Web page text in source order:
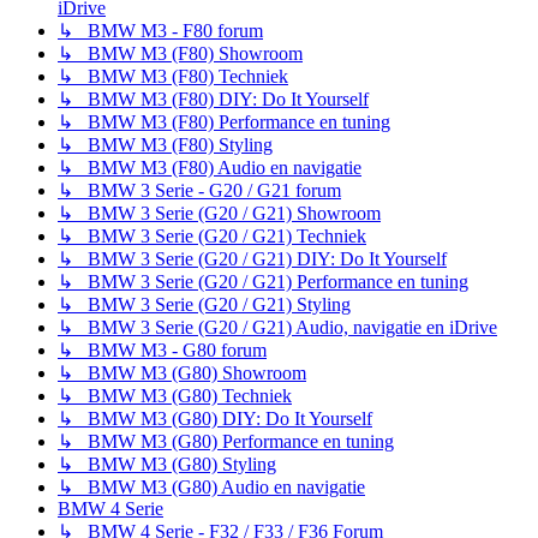
iDrive
↳ BMW M3 - F80 forum
↳ BMW M3 (F80) Showroom
↳ BMW M3 (F80) Techniek
↳ BMW M3 (F80) DIY: Do It Yourself
↳ BMW M3 (F80) Performance en tuning
↳ BMW M3 (F80) Styling
↳ BMW M3 (F80) Audio en navigatie
↳ BMW 3 Serie - G20 / G21 forum
↳ BMW 3 Serie (G20 / G21) Showroom
↳ BMW 3 Serie (G20 / G21) Techniek
↳ BMW 3 Serie (G20 / G21) DIY: Do It Yourself
↳ BMW 3 Serie (G20 / G21) Performance en tuning
↳ BMW 3 Serie (G20 / G21) Styling
↳ BMW 3 Serie (G20 / G21) Audio, navigatie en iDrive
↳ BMW M3 - G80 forum
↳ BMW M3 (G80) Showroom
↳ BMW M3 (G80) Techniek
↳ BMW M3 (G80) DIY: Do It Yourself
↳ BMW M3 (G80) Performance en tuning
↳ BMW M3 (G80) Styling
↳ BMW M3 (G80) Audio en navigatie
BMW 4 Serie
↳ BMW 4 Serie - F32 / F33 / F36 Forum